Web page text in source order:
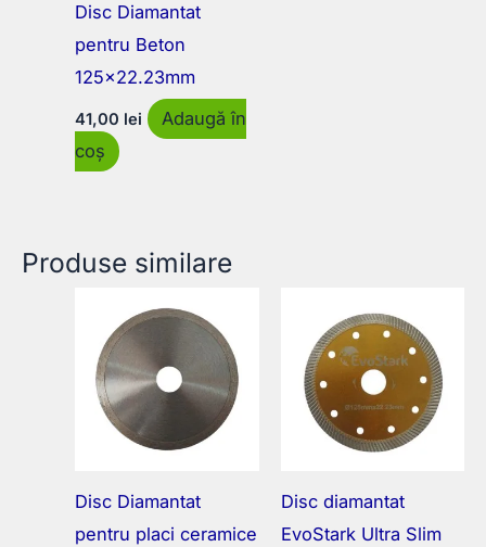
Disc Diamantat
pentru Beton
125×22.23mm
41,00 lei
Adaugă în
coș
Produse similare
Disc Diamantat
pentru placi ceramice
Disc diamantat
EvoStark Ultra Slim